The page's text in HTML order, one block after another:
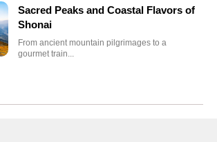
Sacred Peaks and Coastal Flavors of
Shonai
From ancient mountain pilgrimages to a
gourmet train...